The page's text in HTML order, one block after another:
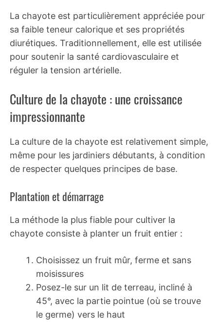
La chayote est particulièrement appréciée pour
sa faible teneur calorique et ses propriétés
diurétiques. Traditionnellement, elle est utilisée
pour soutenir la santé cardiovasculaire et
réguler la tension artérielle.
Culture de la chayote : une croissance
impressionnante
La culture de la chayote est relativement simple,
même pour les jardiniers débutants, à condition
de respecter quelques principes de base.
Plantation et démarrage
La méthode la plus fiable pour cultiver la
chayote consiste à planter un fruit entier :
Choisissez un fruit mûr, ferme et sans
moisissures
Posez-le sur un lit de terreau, incliné à
45°, avec la partie pointue (où se trouve
le germe) vers le haut